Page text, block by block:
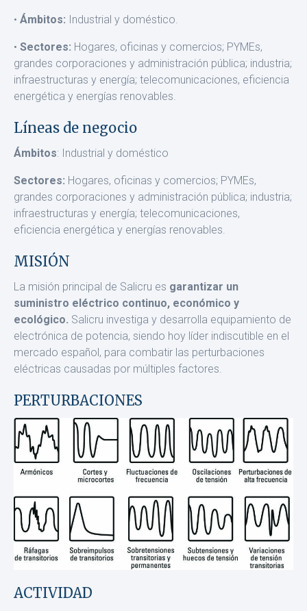
• Ámbitos: Industrial y doméstico.
• Sectores: Hogares, oficinas y comercios; PYMEs,
grandes cor­poraciones y administración pública; industria;
infraestructuras y energía; telecomunicaciones, eficiencia
energética y energías renovables.
Líneas de negocio
Ámbitos: Industrial y doméstico
Sectores: Hogares, oficinas y comercios; PYMEs,
grandes corporaciones y administración pública; industria;
infraestructuras y energía; telecomunicaciones,
eficiencia energética y energías renovables.
MISIÓN
La misión principal de Salicru es garantizar un
suministro eléc­trico continuo, económico y
ecológico. Salicru investiga y desarrolla equipamiento de
electrónica de potencia, siendo hoy líder indiscutible en el
mercado español, para combatir las per­turbaciones
eléctricas causadas por múltiples factores.
PERTURBACIONES
ACTIVIDAD